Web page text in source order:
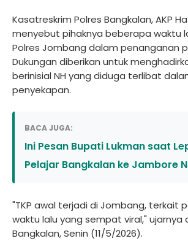
Kasatreskrim Polres Bangkalan, AKP
menyebut pihaknya beberapa waktu
Polres Jombang dalam penanganan
Dukungan diberikan untuk
berinisial NH yang diduga terlibat
penyekapan.
BACA JUGA:
Ini Pesan Bupati Lukman saat
Pelajar Bangkalan ke Jambore
"TKP awal terjadi di Jombang, terkait
waktu lalu yang sempat viral," ujarnya
Bangkalan, Senin (11/5/2026).